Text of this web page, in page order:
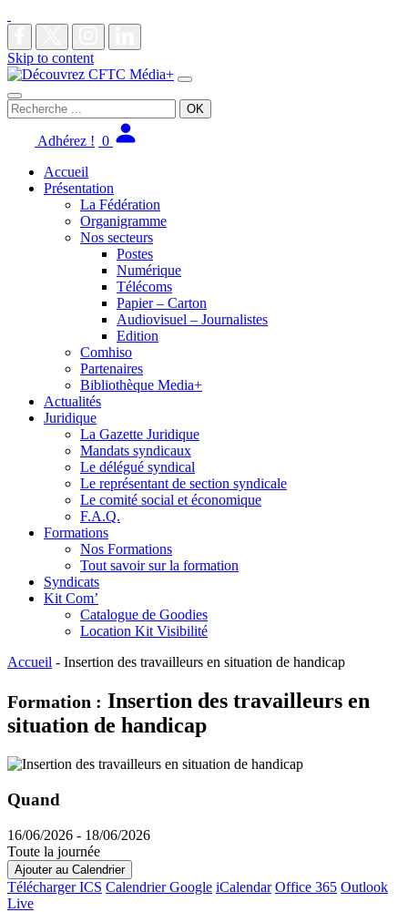
Skip to content
Main
Navigation
Recherche
pour
Adhérez ! 0
Accueil
Présentation
La Fédération
Organigramme
Nos secteurs
Postes
Numérique
Télécoms
Papier – Carton
Audiovisuel – Journalistes
Edition
Comhiso
Partenaires
Bibliothèque Media+
Actualités
Juridique
La Gazette Juridique
Mandats syndicaux
Le délégué syndical
Le représentant de section syndicale
Le comité social et économique
F.A.Q.
Formations
Nos Formations
Tout savoir sur la formation
Syndicats
Kit Com’
Catalogue de Goodies
Location Kit Visibilité
Accueil - Insertion des travailleurs en situation de handicap
Formation : Insertion des travailleurs en
situation de handicap
Quand
16/06/2026 - 18/06/2026
Toute la journée
Ajouter au Calendrier
Télécharger ICS Calendrier Google iCalendar Office 365 Outlook
Live